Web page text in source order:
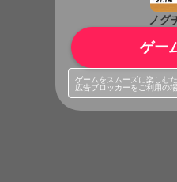
ノグ
ゲー
ゲームをスムーズに楽しむ
広告ブロッカーをご利用の